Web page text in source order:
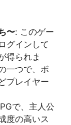
〜: このゲー
グインして
得られま
一つで、ボ
プレイヤー
で、主人公
度の高いス